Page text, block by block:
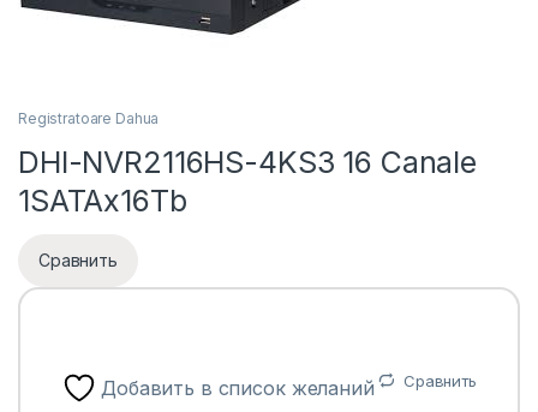
Registratoare Dahua
DHI-NVR2116HS-4KS3 16 Canale
1SATAx16Tb
Сравнить
Добавить в список желаний Сравнить